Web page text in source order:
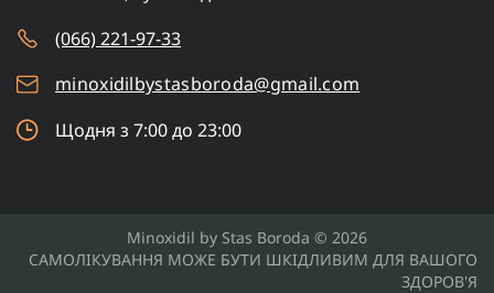
(066) 221-97-33
minoxidilbystasboroda@gmail.com
Щодня з 7:00 до 23:00
Minoxidil by Stas Boroda © 2026
САМОЛІКУВАННЯ МОЖЕ БУТИ ШКІДЛИВИМ ДЛЯ ВАШОГО
ЗДОРОВ'Я